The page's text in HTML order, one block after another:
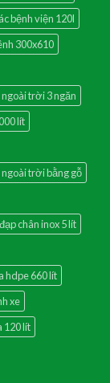
bệnh viện 120l
300x610
trời 3 ngăn
lít
trời bằng gỗ
chân inox 5 lít
hdpe 660 lít
xe
120 lít